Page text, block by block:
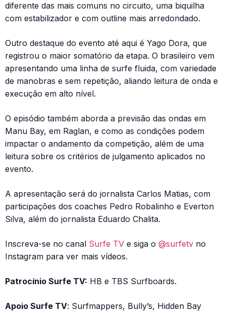
diferente das mais comuns no circuito, uma biquilha
com estabilizador e com outline mais arredondado.
Outro destaque do evento até aqui é Yago Dora, que
registrou o maior somatório da etapa. O brasileiro vem
apresentando uma linha de surfe fluida, com variedade
de manobras e sem repetição, aliando leitura de onda e
execução em alto nível.
O episódio também aborda a previsão das ondas em
Manu Bay, em Raglan, e como as condições podem
impactar o andamento da competição, além de uma
leitura sobre os critérios de julgamento aplicados no
evento.
A apresentação será do jornalista Carlos Matias, com
participações dos coaches Pedro Robalinho e Everton
Silva, além do jornalista Eduardo Chalita.
Inscreva-se no canal Surfe TV e siga o @surfetv no
Instagram para ver mais vídeos.
Patrocínio Surfe TV: HB e TBS Surfboards.
Apoio Surfe TV: Surfmappers, Bully’s, Hidden Bay